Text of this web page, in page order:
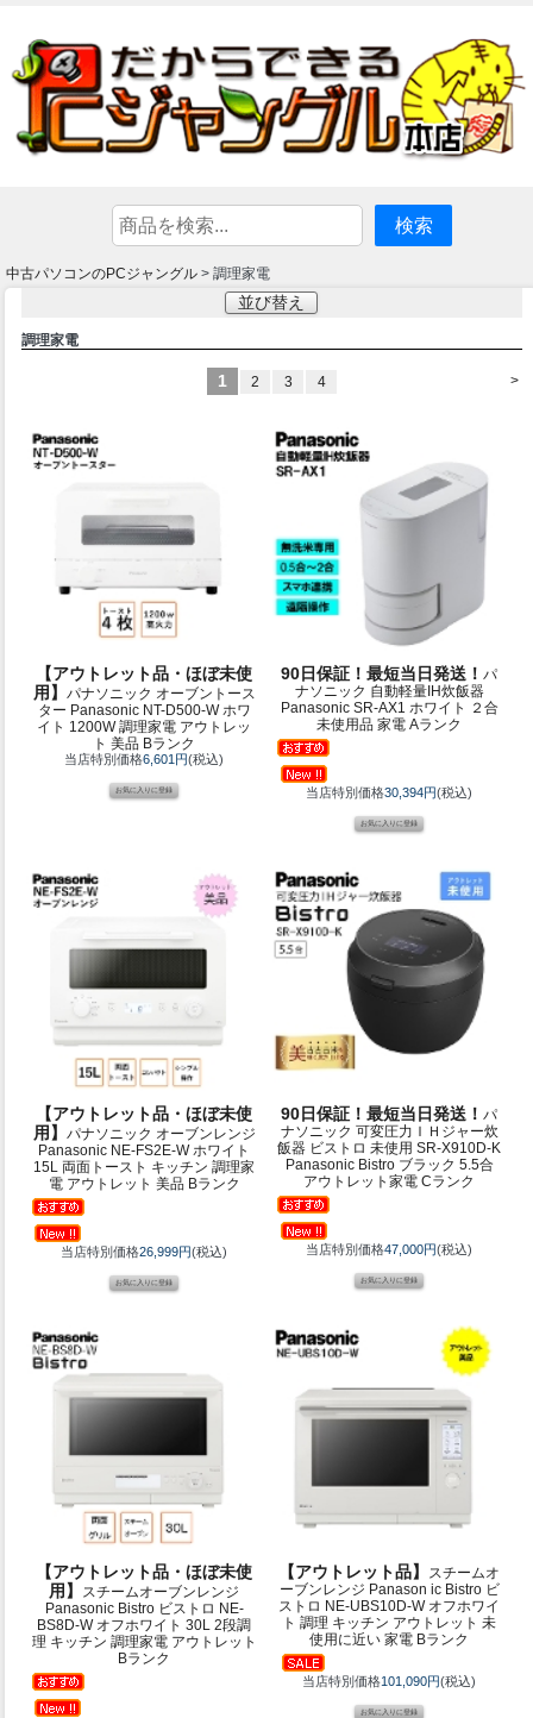
中古パソコンのPCジャングル > 調理家電
並び替え
調理家電
>
1 2 3 4
【アウトレット品・ほぼ未使
用】
パナソニック オーブントース
ター Panasonic NT-D500-W ホワ
イト 1200W 調理家電 アウトレッ
ト 美品 Bランク
当店特別価格6,601円(税込)
90日保証！最短当日発送！パ
ナソニック 自動軽量IH炊飯器
Panasonic SR-AX1 ホワイト ２合
未使用品 家電 Aランク
当店特別価格30,394円(税込)
【アウトレット品・ほぼ未使
用】
パナソニック オーブンレンジ
Panasonic NE-FS2E-W ホワイト
15L 両面トースト キッチン 調理家
電 アウトレット 美品 Bランク
当店特別価格26,999円(税込)
90日保証！最短当日発送！パ
ナソニック 可変圧力ＩＨジャー炊
飯器 ビストロ 未使用 SR-X910D-K
Panasonic Bistro ブラック 5.5合
アウトレット家電 Cランク
当店特別価格47,000円(税込)
【アウトレット品・ほぼ未使
用】
スチームオーブンレンジ
Panasonic Bistro ビストロ NE-
BS8D-W オフホワイト 30L 2段調
理 キッチン 調理家電 アウトレット
Bランク
【アウトレット品】
スチームオ
ーブンレンジ Panason ic Bistro ビ
ストロ NE-UBS10D-W オフホワイ
ト 調理 キッチン アウトレット 未
使用に近い 家電 Bランク
当店特別価格101,090円(税込)